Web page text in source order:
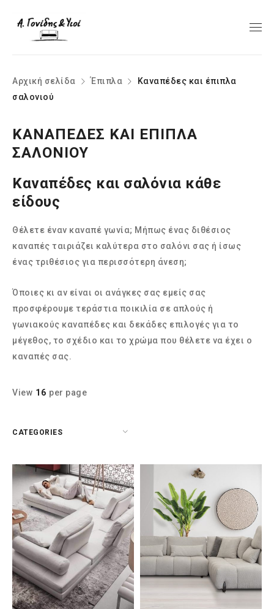
Αρχική σελίδα Έπιπλα
Καναπέδες και έπιπλα
σαλονιού
ΚΑΝΑΠΈΔΕΣ ΚΑΙ ΈΠΙΠΛΑ
ΣΑΛΟΝΙΟΎ
Καναπέδες και σαλόνια κάθε
είδους
Θέλετε έναν καναπέ γωνία; Μήπως ένας διθέσιος
καναπές ταιριάζει καλύτερα στο σαλόνι σας ή ίσως
ένας τριθέσιος για περισσότερη άνεση;
Όποιες κι αν είναι οι ανάγκες σας εμείς σας
προσφέρουμε τεράστια ποικιλία σε απλούς ή
γωνιακούς καναπέδες και δεκάδες επιλογές για το
μέγεθος, το σχέδιο και το χρώμα που θέλετε να έχει ο
καναπές σας.
View 16 per page
CATEGORIES